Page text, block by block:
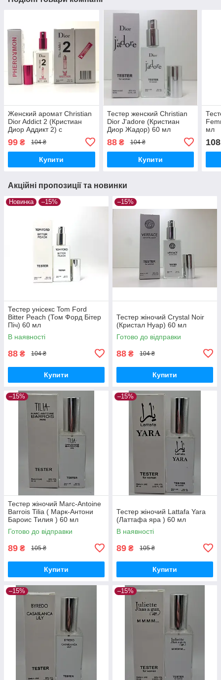
Женский аромат Christian
Dior Addict 2 (Кристиан
Диор Аддикт 2) с
99 ₴ 104 ₴
Купити
Тестер женский Christian
Dior J'adore (Кристиан
Диор Жадор) 60 мл
88₴ 104 ₴
Купити
мл
108
Акційні пропозиції та новинки
Новинка –15%
Тестер унісекс Tom Ford
Bitter Peach (Том Форд Бітер
Піч) 60 мл
В наявності
88 ₴ 104 ₴
Купити
–15%
Тестер жіночий Crystal Noir
(Кристал Нуар) 60 мл
Готово до відправки
88 ₴ 104 ₴
Купити
–15%
Тестер жіночий Marc-Antoine
Barrois Tilia ( Марк-Антони
Бароис Тилия ) 60 мл
Готово до відправки
89 ₴ 105 ₴
Купити
–15%
Тестер жіночий Lattafa Yara
(Латтафа яра ) 60 мл
В наявності
89 ₴ 105 ₴
Купити
–15% –15%